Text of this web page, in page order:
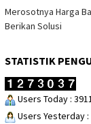
Merosotnya Harga
Berikan Solusi
STATISTIK
Users Today :
Users Yesterday :